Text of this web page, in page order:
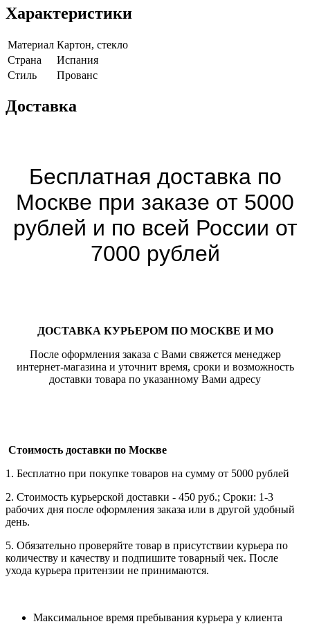
Характеристики
Материал Картон, стекло
Страна
Испания
Cтиль
Прованс
Доставка
Бесплатная доставка по
Москве при заказе от 5000
рублей и по всей России от
7000 рублей
ДОСТАВКА КУРЬЕРОМ ПО МОСКВЕ И МО
После оформления заказа с Вами свяжется менеджер
интернет-магазина и уточнит время, сроки и возможность
доставки товара по указанному Вами адресу
Стоимость доставки по Москве
1. Бесплатно при покупке товаров на сумму от 5000 рублей
2. Стоимость курьерской доставки - 450 руб.; Сроки: 1-3
рабочих дня после оформления заказа или в другой удобный
день.
5. Обязательно проверяйте товар в присутствии курьера по
количеству и качеству и подпишите товарный чек. После
ухода курьера притензии не принимаются.
Максимальное время пребывания курьера у клиента